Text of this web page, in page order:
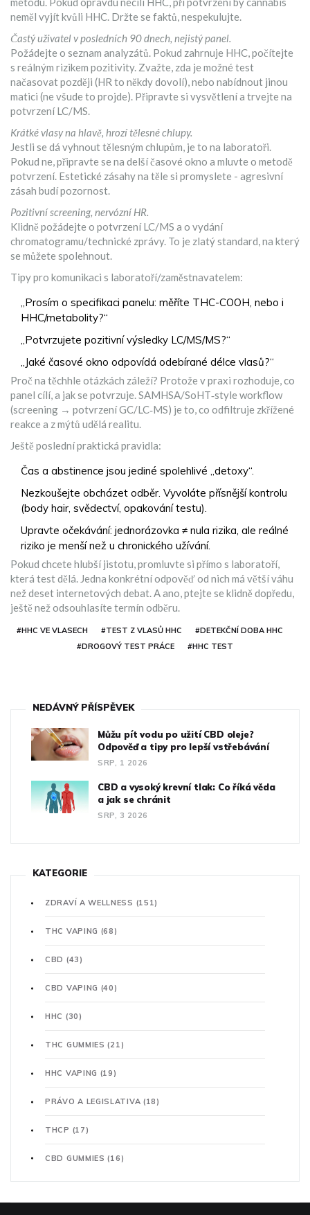
neměl vyjít kvůli HHC. Držte se faktů, nespekulujte.
Častý uživatel v posledních 90 dnech, nejistý panel.
Požádejte o seznam analyzátů. Pokud zahrnuje HHC, počítejte
s reálným rizikem pozitivity. Zvažte, zda je možné test
načasovat později (HR to někdy dovolí), nebo nabídnout jinou
matici (ne všude to projde). Připravte si vysvětlení a trvejte na
potvrzení LC/MS.
Krátké vlasy na hlavě, hrozí tělesné chlupy.
Jestli se dá vyhnout tělesným chlupům, je to na laboratoři.
Pokud ne, připravte se na delší časové okno a mluvte o metodě
potvrzení. Estetické zásahy na těle si promyslete - agresivní
zásah budí pozornost.
Pozitivní screening, nervózní HR.
Klidně požádejte o potvrzení LC/MS a o vydání
chromatogramu/technické zprávy. To je zlatý standard, na který
se můžete spolehnout.
Tipy pro komunikaci s laboratoří/zaměstnavatelem:
„Prosím o specifikaci panelu: měříte THC-COOH, nebo i
HHC/metabolity?“
„Potvrzujete pozitivní výsledky LC/MS/MS?“
„Jaké časové okno odpovídá odebírané délce vlasů?“
Proč na těchhle otázkách záleží? Protože v praxi rozhoduje, co
panel cílí, a jak se potvrzuje. SAMHSA/SoHT‑style workflow
(screening → potvrzení GC/LC‑MS) je to, co odfiltruje zkřížené
reakce a z mýtů udělá realitu.
Ještě poslední praktická pravidla:
Čas a abstinence jsou jediné spolehlivé „detoxy“.
Nezkoušejte obcházet odběr. Vyvoláte přísnější kontrolu
(body hair, svědectví, opakování testu).
Upravte očekávání: jednorázovka ≠ nula rizika, ale reálné
riziko je menší než u chronického užívání.
Pokud chcete hlubší jistotu, promluvte si přímo s laboratoří,
která test dělá. Jedna konkrétní odpověď od nich má větší váhu
než deset internetových debat. A ano, ptejte se klidně dopředu,
ještě než odsouhlasíte termín odběru.
#HHC VE VLASECH #TEST Z VLASŮ HHC
#DETEKČNÍ DOBA HHC
#DROGOVÝ TEST PRÁCE
#HHC TEST
NEDÁVNÝ PŘÍSPĚVEK
Můžu pít vodu po užití CBD oleje?
Odpověď a tipy pro lepší vstřebávání
SRP, 1 2026
CBD a vysoký krevní tlak: Co říká věda
a jak se chránit
SRP, 3 2026
KATEGORIE
ZDRAVÍ A WELLNESS (151)
THC VAPING (68)
CBD (43)
CBD VAPING (40)
HHC (30)
THC GUMMIES(21)
HHC VAPING (19)
PRÁVO A LEGISLATIVA (18)
THCP (17)
CBD GUMMIES(16)